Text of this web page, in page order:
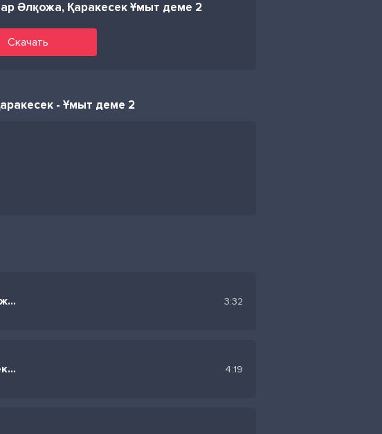
Әлқожа, Қаракесек Ұмыт деме 2
Скачать
- Ұмыт деме 2
Meirambek Besbayev, Әбдіжаппар Әлқожа - 3:32
Ернар Айдар, Ғазизхан Шекербек, Әбдіжаппар Әлқожа, Серік Ибрагимов - 4:19